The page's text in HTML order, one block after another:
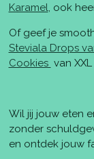
Karamel, ook
Of geef je
Steviala Drops
Cookies van
Wil jij jouw eten
zonder
en ontdek jouw